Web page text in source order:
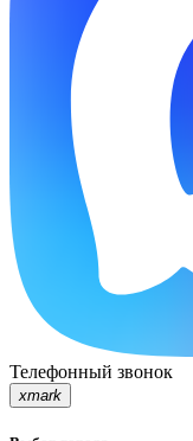
Телефонный звонок
xmark